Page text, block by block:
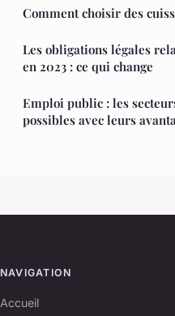
Comment choisir des
Les obligations légales
en 2023 : ce qui change
Emploi public : les
possibles avec leurs
NAVIGATION
Accueil